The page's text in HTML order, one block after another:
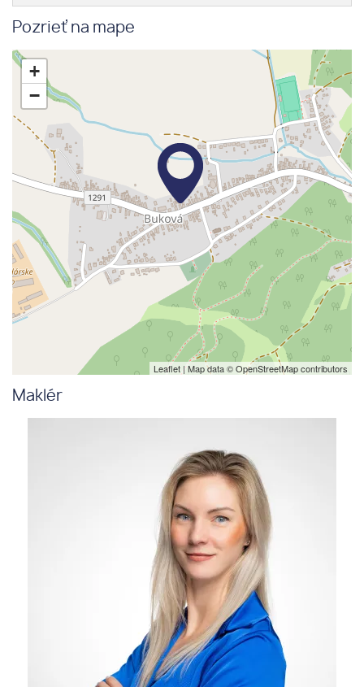
Pozrieť na mape
+
−
Leaflet | Map data ©OpenStreetMapcontributors
Maklér